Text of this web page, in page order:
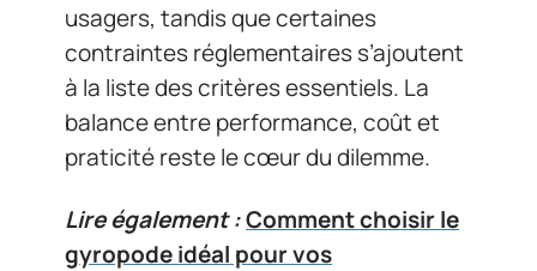
usagers, tandis que certaines
contraintes réglementaires s’ajoutent
à la liste des critères essentiels. La
balance entre performance, coût et
praticité reste le cœur du dilemme.
Lire également :Comment choisir le
gyropode idéal pour vos